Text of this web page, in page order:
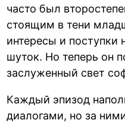
часто был
стоящим в тени
интересы и
шуток. Но теперь он
заслуженный свет
Каждый эпизод
диалогами, но за